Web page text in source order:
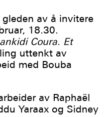
av å invitere
18.30.
Coura. Et
uttenkt av
med Bouba
av Raphaël
Yaraax og Sidney